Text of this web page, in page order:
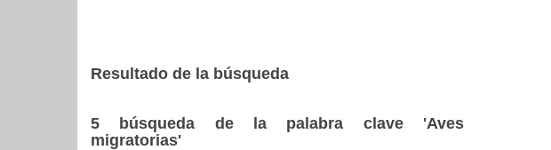
Resultado de la búsqueda
5 búsqueda de la palabra clave 'Aves
migratorias'